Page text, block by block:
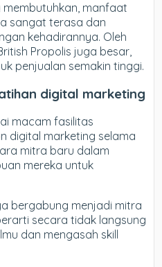
manfaat
sangat terasa dan
kehadirannya. Oleh
Propolis juga besar,
penjualan semakin tinggi.
digital marketing
macam fasilitas
digital marketing selama
mitra baru dalam
mereka untuk
bergabung menjadi mitra
secara tidak langsung
dan mengasah skill